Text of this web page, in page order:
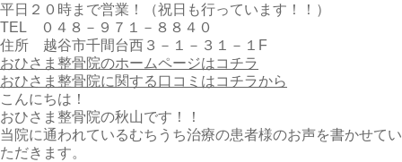
平日２０時まで営業！（祝日も行っています！！）
TEL ０４８－９７１－８８４０
住所 越谷市千間台西３－１－３１－１F
おひさま整骨院のホームページはコチラ
おひさま整骨院に関する口コミはコチラから
こんにちは！
おひさま整骨院の秋山です！！
当院に通われているむちうち治療の患者様のお声を書かせてい
ただきます。